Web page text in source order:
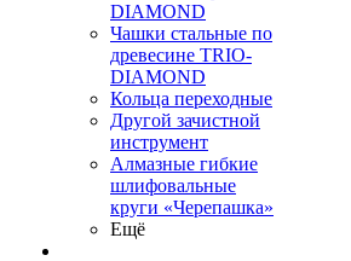
DIAMOND
Чашки стальные по
древесине TRIO-
DIAMOND
Кольца переходные
Другой зачистной
инструмент
Алмазные гибкие
шлифовальные
круги «Черепашка»
Ещё